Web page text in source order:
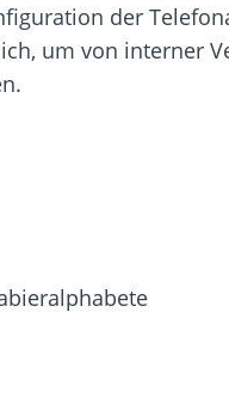
der
um von interner